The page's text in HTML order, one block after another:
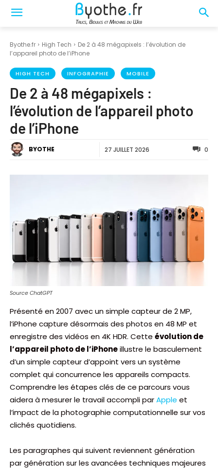
Byothe.fr High Tech
De 2 à 48 mégapixels : l’évolution de
l’appareil photo de l’iPhone
HIGH TECH INFOGRAPHIE MOBILE
De 2 à 48 mégapixels :
l’évolution de l’appareil photo
de l’iPhone
BYOTHE 27 JUILLET 2026 0
Source ChatGPT
Présenté en 2007 avec un simple capteur de 2 MP,
l’iPhone capture désormais des photos en 48 MP et
enregistre des vidéos en 4K HDR. Cette évolution de
l’appareil photo de l’iPhoneillustre le basculement
d’un simple capteur d’appoint vers un système
complet qui concurrence les appareils compacts.
Comprendre les étapes clés de ce parcours vous
aidera à mesurer le travail accompli parApple et
l’impact de la photographie computationnelle sur vos
clichés quotidiens.
Les paragraphes qui suivent reviennent génération
par génération sur les avancées techniques majeures